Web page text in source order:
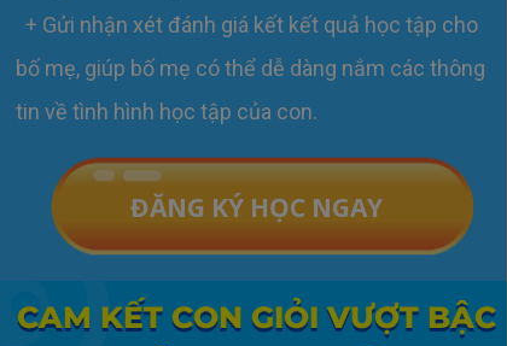
+ Gửi nhận xét đánh giá kết kết quả học tập cho
bố mẹ, giúp bố mẹ có thể dễ dàng nắm các thông
tin về tình hình học tập của con.
ĐĂNG KÝ HỌC NGAY
CAM KẾT CON GIỎI VƯỢT BẬC